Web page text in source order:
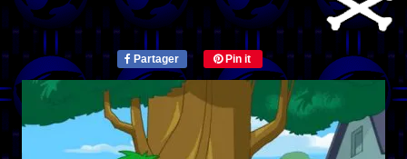
Partager Pin it